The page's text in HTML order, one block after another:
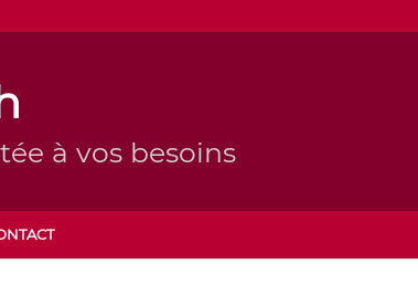
à vos besoins